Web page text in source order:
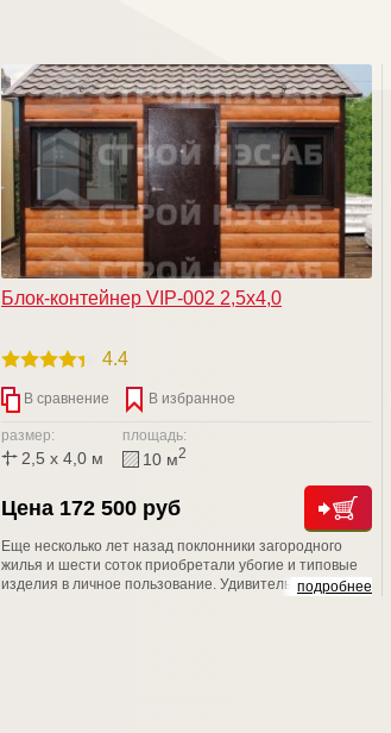
Блок-контейнер VIP-002 2,5х4,0
4.4
В сравнение В избранное
размер:
2,5 x 4,0 м
площадь:
10 м2
Цена 172 500 руб
подробнее
Еще несколько лет назад поклонники загородного
жилья и шести соток приобретали убогие и типовые
изделия в личное пользование. Удивительно, но,